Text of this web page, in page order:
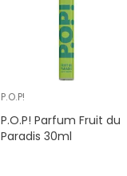
P.O.P!
P.O.P! Parfum Fruit du
Paradis 30ml